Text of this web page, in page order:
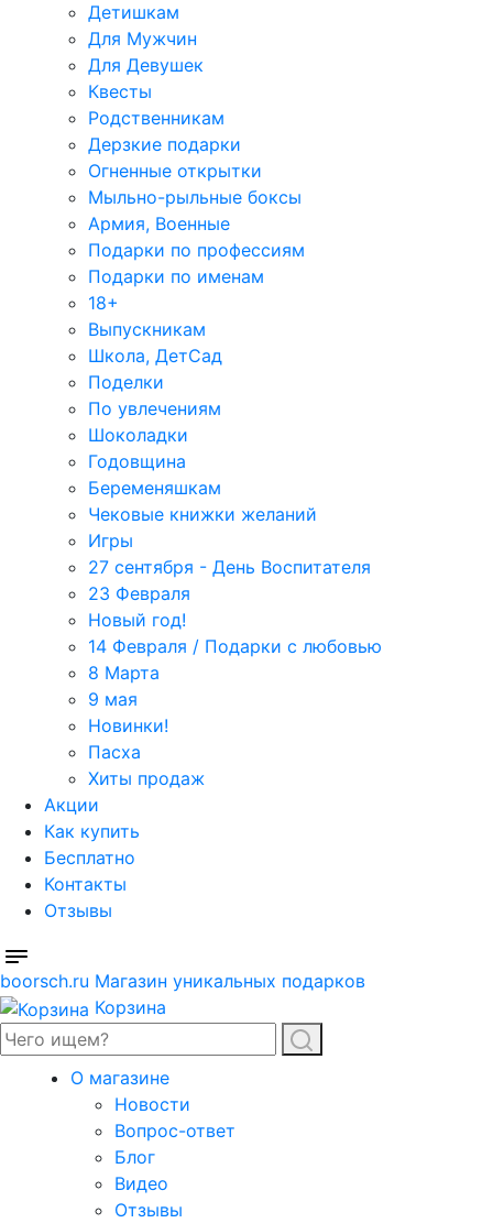
Детишкам
Для Мужчин
Для Девушек
Квесты
Родственникам
Дерзкие подарки
Огненные открытки
Мыльно-рыльные боксы
Армия, Военные
Подарки по профессиям
Подарки по именам
18+
Выпускникам
Школа, ДетСад
Поделки
По увлечениям
Шоколадки
Годовщина
Беременяшкам
Чековые книжки желаний
Игры
27 сентября - День Воспитателя
23 Февраля
Новый год!
14 Февраля / Подарки с любовью
8 Марта
9 мая
Новинки!
Пасха
Хиты продаж
Акции
Как купить
Бесплатно
Контакты
Отзывы
boorsch.ru Магазин уникальных подарков
Корзина
О магазине
Новости
Вопрос-ответ
Блог
Видео
Отзывы